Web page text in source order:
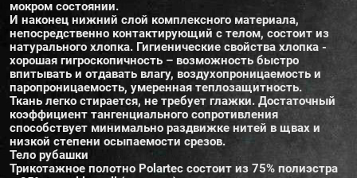
мокром состоянии.
И наконец нижний слой комплексного материала,
непосредственно контактирующий с телом, состоит из
натурального хлопка. Гигиенические свойства хлопка -
хорошая гигроскопичность – возможность быстро
впитывать и отдавать влагу, воздухопроницаемость и
паропроницаемость, умеренная теплозащитность.
Ткань легко стирается, не требует глажки. Достаточный
коэффициент тангенциального сопротивления
способствует минимально раздвижке нитей в щвах и
низкой степени осыпаемости срезов.
Тело рубашки
Трикотажное полотно Polartec состоит из 75% полиэстра